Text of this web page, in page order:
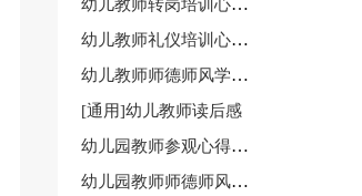
幼儿教师礼仪培训心得经典[6篇]
幼儿教师师德师风学习心得合集[15篇]
[通用]幼儿教师读后感
幼儿园教师参观心得体会锦集【15篇】
幼儿园教师师德师风学习心得体会7篇[精品]